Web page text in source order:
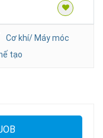
Cơ khí/ Máy móc
tạo